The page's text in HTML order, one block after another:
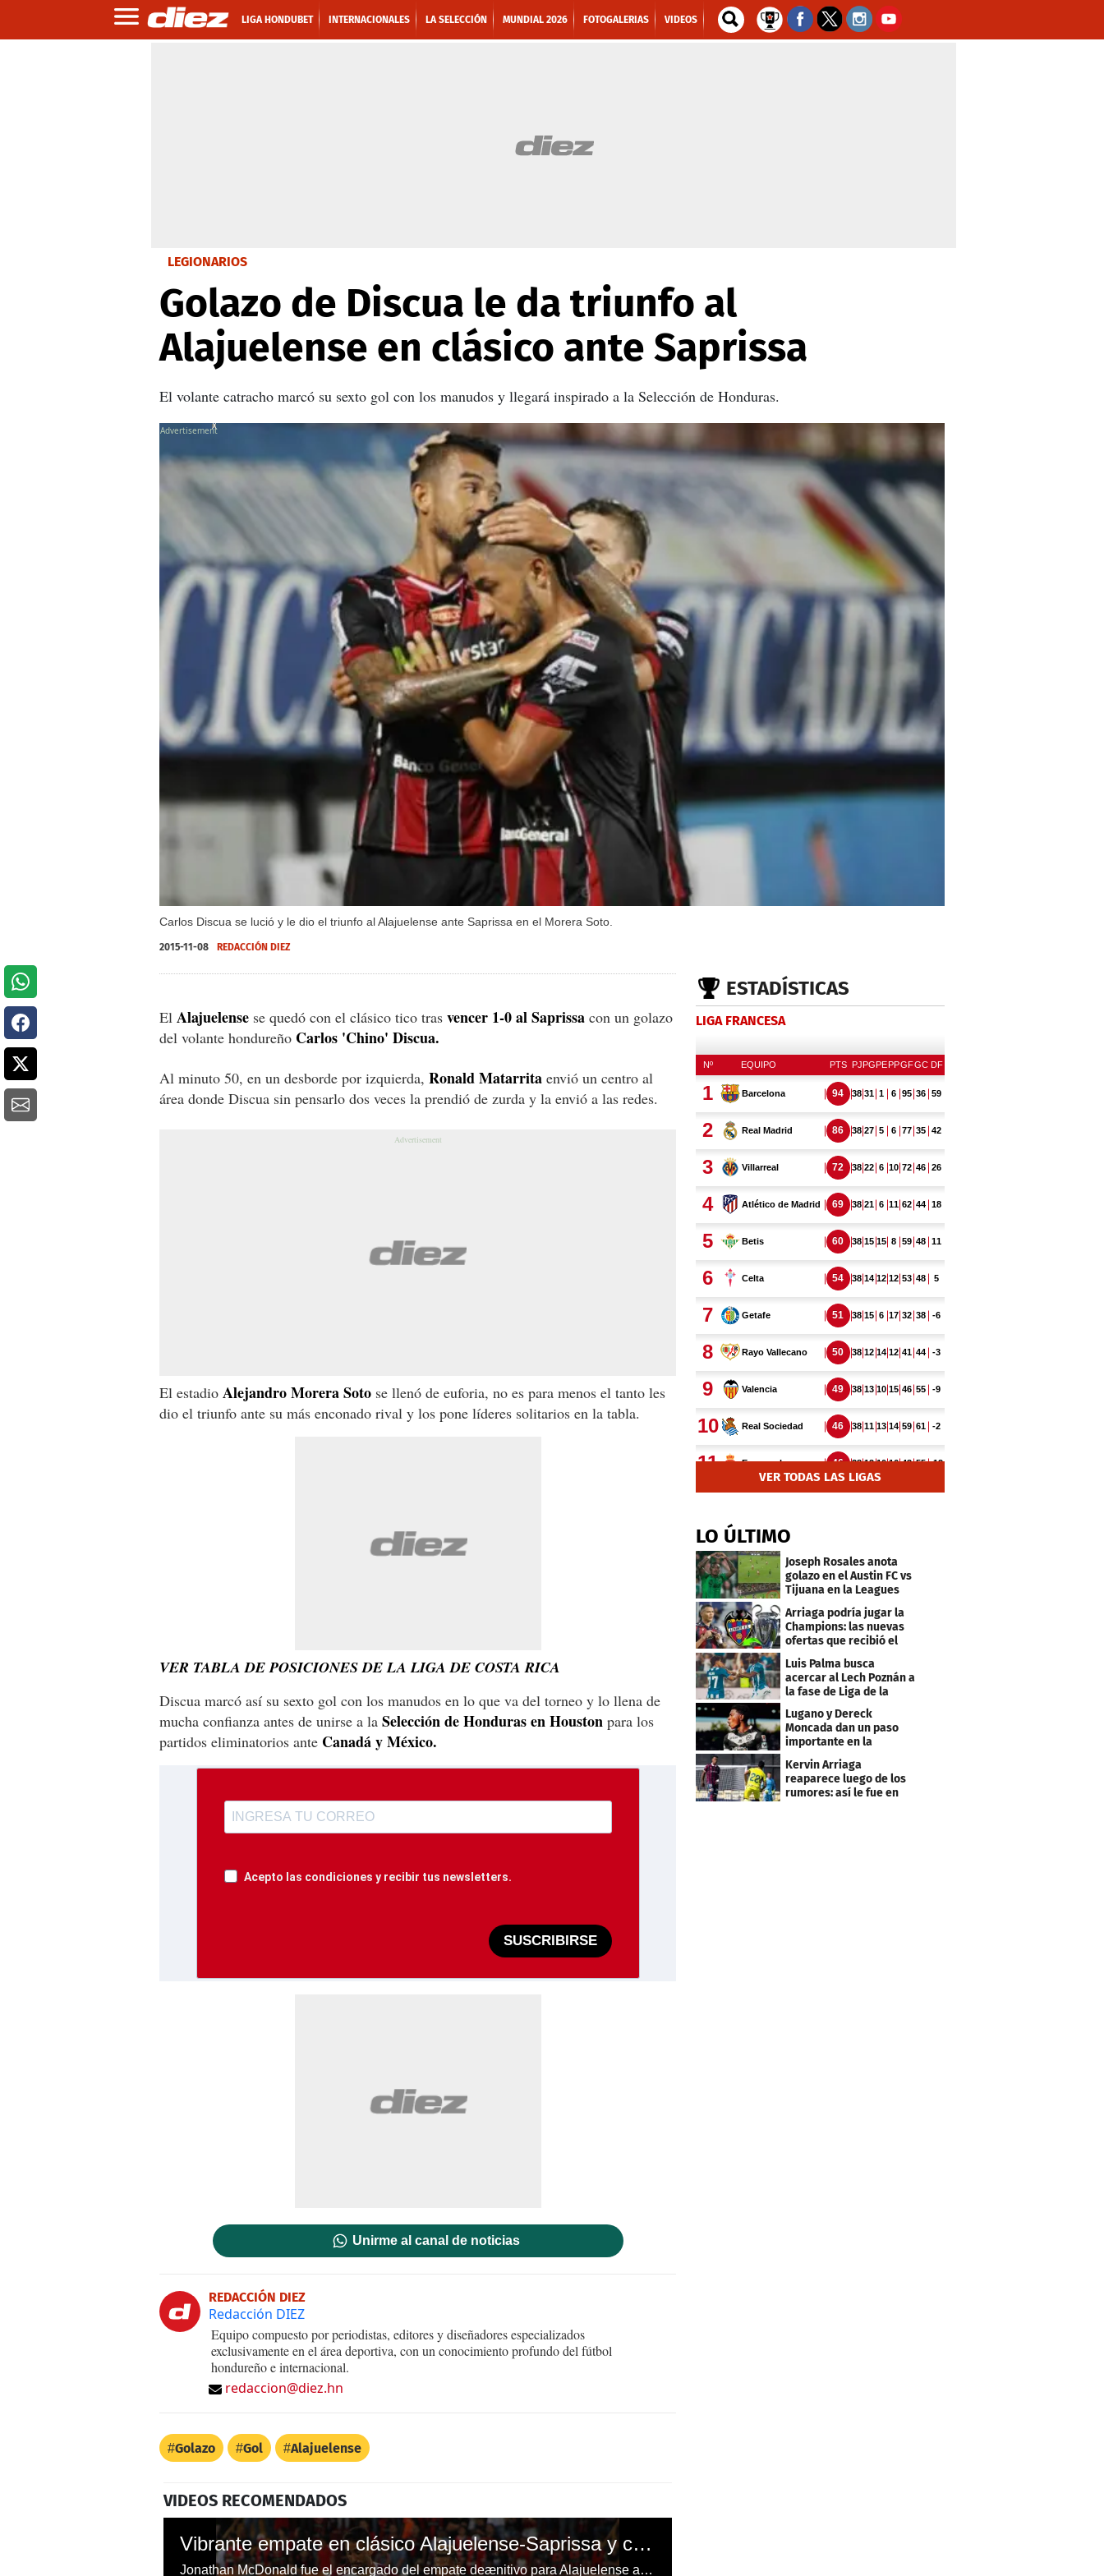
LIGA HONDUBET INTERNACIONALES LA SELECCIÓN MUNDIAL 2026 FOTOGALERIAS VIDEOS
LEGIONARIOS
Golazo de Discua le da triunfo al
Alajuelense en clásico ante Saprissa
El volante catracho marcó su sexto gol con los manudos y llegará inspirado a la Selección de Honduras.
Carlos Discua se lució y le dio el triunfo al Alajuelense ante Saprissa en el Morera Soto.
X
2015-11-08 REDACCIÓN DIEZ
El Alajuelense se quedó con el clásico tico tras vencer 1-0 al Saprissa con un golazo
del volante hondureño Carlos 'Chino' Discua.
Al minuto 50, en un desborde por izquierda, Ronald Matarrita envió un centro al
área donde Discua sin pensarlo dos veces la prendió de zurda y la envió a las redes.
El estadio Alejandro Morera Soto se llenó de euforia, no es para menos el tanto les
dio el triunfo ante su más enconado rival y los pone líderes solitarios en la tabla.
VER TABLA DE POSICIONES DE LA LIGA DE COSTA RICA
Discua marcó así su sexto gol con los manudos en lo que va del torneo y lo llena de
mucha confianza antes de unirse a la Selección de Honduras en Houston para los
partidos eliminatorios ante Canadá y México.
Acepto las condiciones y recibir tus newsletters.
SUSCRIBIRSE
Unirme al canal de noticias
REDACCIÓN DIEZ
Redacción DIEZ
Equipo compuesto por periodistas, editores y diseñadores especializados
exclusivamente en el área deportiva, con un conocimiento profundo del fútbol
hondureño e internacional.
redaccion@diez.hn
Golazo Gol Alajuelense
VIDEOS RECOMENDADOS
Vibrante empate en clásico Alajuelense-Saprissa y con tres goles hondureños
Jonathan McDonald fue el encargado del empate deænitivo para Alajuelense ante Saprissa.
ESTADÍSTICAS
LIGA FRANCESA
VER TODAS LAS LIGAS
LO ÚLTIMO
Joseph Rosales anota
golazo en el Austin FC vs
Tijuana en la Leagues
Cup
Arriaga podría jugar la
Champions: las nuevas
ofertas que recibió el
Levante
Luis Palma busca
acercar al Lech Poznán a
la fase de Liga de la
Lugano y Dereck
Moncada dan un paso
importante en la
Conference League
Kervin Arriaga
reaparece luego de los
rumores: así le fue en